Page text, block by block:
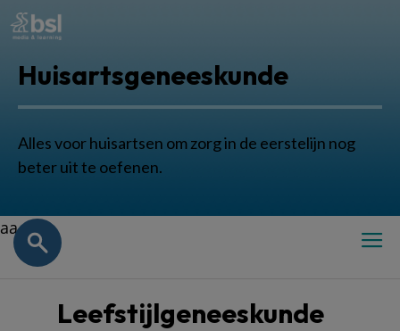
Huisartsgeneeskunde
Alles voor huisartsen om zorg in de eerstelijn nog
beter uit te oefenen.
aa
Leefstijlgeneeskunde